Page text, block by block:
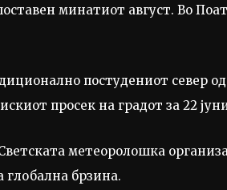
минатиот август. Во
постудениот север
просек на градот за 22
метеоролошка
глобална брзина.